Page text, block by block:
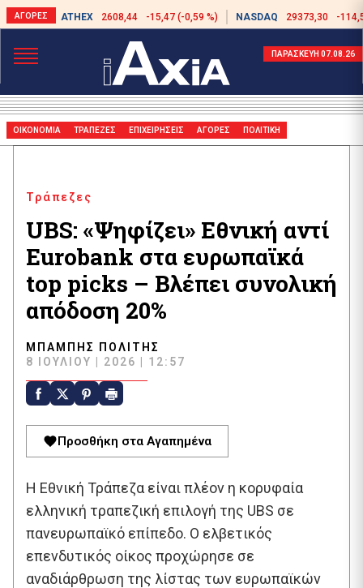
ATHEX 2608,44 -15,47 (-0,59 %) NASDAQ 29373,30 -
ΠΑΡΑΣΚΕΥΗ 07.08.26
ΟΙΚΟΝΟΜΙΑ ΤΡΑΠΕΖΕΣ ΕΠΙΧΕΙΡΗΣΕΙΣ ΑΓΟΡΕΣ ΠΟΛΙΤΙΚΗ
Τράπεζες
UBS: «Ψηφίζει» Εθνική αντί
Eurobank στα ευρωπαϊκά
top picks – Βλέπει συνολική
απόδοση 20%
ΜΠΆΜΠΗΣ ΠΟΛΊΤΗΣ
8 ΙΟΥΛΊΟΥ | 2026 | 12:57
Προσθήκη στα Αγαπημένα
Η Εθνική Τράπεζα είναι πλέον η κορυφαία
ελληνική τραπεζική επιλογή της UBS σε
πανευρωπαϊκό επίπεδο. Ο ελβετικός
επενδυτικός οίκος προχώρησε σε
αναδιάρθρωση της λίστας των ευρωπαϊκών